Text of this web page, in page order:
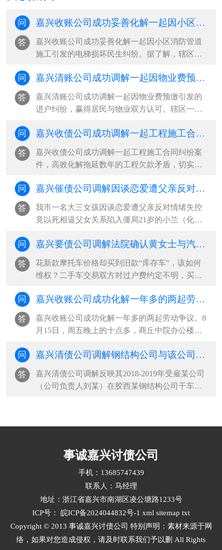
问 嘉兴收账公司成功妥善化解一起因小区消防管道施工引发的电梯损坏民生纠纷
答
嘉兴收账公司成功妥善化解一起因小区消防管道
施工引发的电梯损坏民生纠纷。据了解，辖区某
作问题造成小区公共电梯受损，导致电梯多日无
法正常运行，严重影响居民日常出行。事发后，
各方就电梯维修责任归属、维修费···
问 嘉兴清账公司成功调解一起因物业费预缴引发的进户纠纷，赢得居民与物业双方认可
答
嘉兴清账公司成功调解一起因物业费预缴引发的
进户纠纷，赢得居民与物业双方认可。辖区一居
缴纳全年物业费，双方僵持不下，居民遂向街道
反映诉求。调解现场，律师结合《中华人民共和
国民法典》中物业服务相关权责，···
问 嘉兴收债公司成功调解一起工程施工合同纠纷案件，高效化解拖延数年的工程欠款矛盾
答
嘉兴收债公司成功调解一起工程施工合同纠纷案
件，高效化解拖延数年的工程欠款矛盾，切实维
了人和。原告冯某、陈某与被告二新疆某工程技
术有限公司系挂靠施工关系，两原告作为实际施
工人，以被告二名义承建被告一阿···
问 嘉兴催债公司调解因谈恋爱遭父亲反对情绪失控竟以死相逼父女关系陷入僵局
答
我市一名大三女孩因谈恋爱遭父亲反对情绪失控
竟以死相逼父女关系陷入僵局21岁的小兰（化
确定恋爱关系。小兰将恋情告知父亲大海（化
名），得知男孩家庭条件差，担心女儿将来受
苦，大海坚决反对二人交往。“从小你就···
问 嘉兴要债公司调解法院确认黄女士与汽车销售公司签订的《新车销售合同》解除；公司退还购车款169220元
答
花新款摩托车价格却买到旧款“库存车”，该如何
维权？二手车交易双方对过户费约定不明，买方
火热，然而，由于个别经营者诚信缺失、部分消
费者专业认知不足，相关纠纷时有发生。近日，
北京市昌平区人民法院系统梳理···
问 嘉兴收账公司成功化解一年多的两起劳动争议
答
嘉兴收账公司成功化解一年多的两起劳动争议。8
月15日，周五晚上的十点多，商丘中院办公楼仍
民一庭法官助理曹雯政端坐在电脑前修改着调解
协议，打印后再拍照发给身处外地的当事人。直
到双方看过第九版协议后都表示无···
问 嘉兴清债公司调解钢结构公司与该公司双方按合同结算，但20万工程尾款一直未支付
答
嘉兴清债公司调解反映其2018-2019年受雇某公司
（公司负责人刘某）在胶西某钢结构公司干车间
事诚嘉兴讨债公司
手机：13685747439
联系人：马经理
地址：浙江省嘉兴市南湖区凌公塘路1233号
ICP号：
皖ICP备2024044832号-1 xml sitemap txt
Copyright © 2013 事诚嘉兴讨债公司 特别声明：素材来源于网
络，如果对您造成侵权，请及时联系我们予以删 All Rights